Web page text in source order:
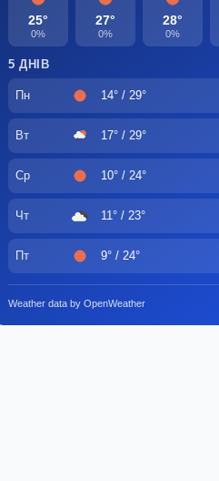
25°
0%
27°
0%
28°
0%
5 ДНІВ
Пн 14° / 29°
Вт 17° / 29°
Ср 10° / 24°
Чт 11° / 23°
Пт 9° / 24°
Weather data by OpenWeather